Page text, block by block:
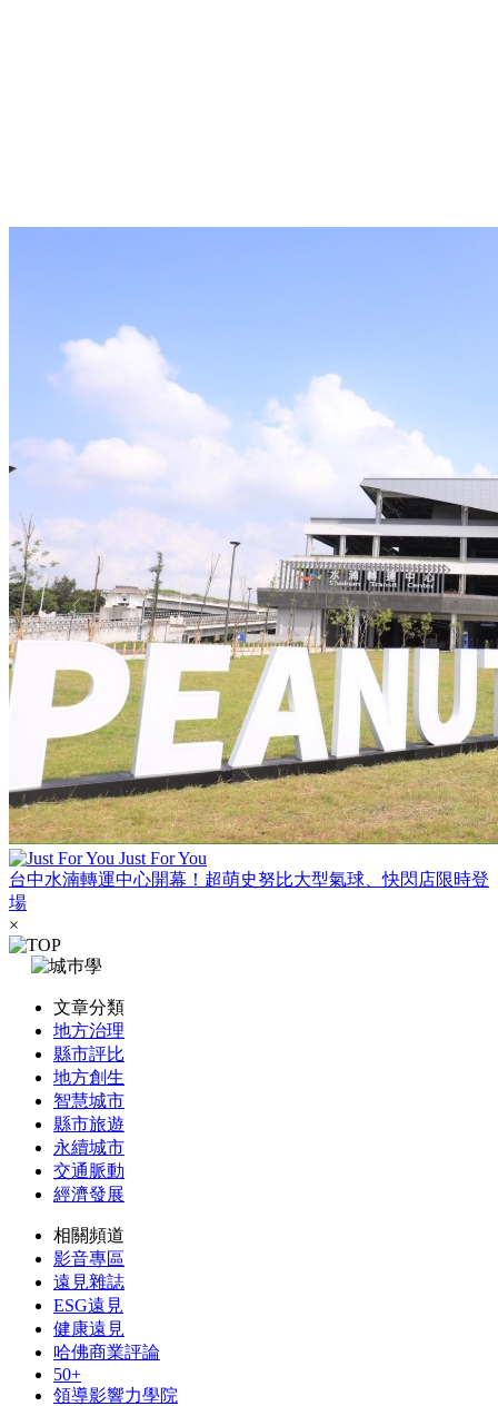
Just For You
台中水湳轉運中心開幕！超萌史努比大型氣球、快閃店限時登
場
×
文章分類
地方治理
縣市評比
地方創生
智慧城市
縣市旅遊
永續城市
交通脈動
經濟發展
相關頻道
影音專區
遠見雜誌
ESG遠見
健康遠見
哈佛商業評論
50+
領導影響力學院